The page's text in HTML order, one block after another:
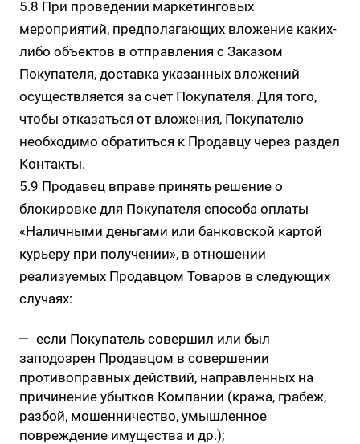
5.8 При проведении маркетинговых
мероприятий, предполагающих вложение каких-
либо объектов в отправления с Заказом
Покупателя, доставка указанных вложений
осуществляется за счет Покупателя. Для того,
чтобы отказаться от вложения, Покупателю
необходимо обратиться к Продавцу через раздел
Контакты.
5.9 Продавец вправе принять решение о
блокировке для Покупателя способа оплаты
«Наличными деньгами или банковской картой
курьеру при получении», в отношении
реализуемых Продавцом Товаров в следующих
случаях:
если Покупатель совершил или был
заподозрен Продавцом в совершении
противоправных действий, направленных на
причинение убытков Компании (кража, грабеж,
разбой, мошенничество, умышленное
повреждение имущества и др.);